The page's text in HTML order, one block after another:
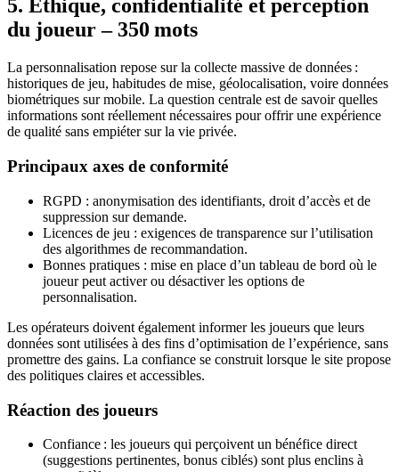
5. Éthique, confidentialité et perception
du joueur – 350 mots
La personnalisation repose sur la collecte massive de données :
historiques de jeu, habitudes de mise, géolocalisation, voire données
biométriques sur mobile. La question centrale est de savoir quelles
informations sont réellement nécessaires pour offrir une expérience
de qualité sans empiéter sur la vie privée.
Principaux axes de conformité
RGPD : anonymisation des identifiants, droit d’accès et de
suppression sur demande.
Licences de jeu : exigences de transparence sur l’utilisation
des algorithmes de recommandation.
Bonnes pratiques : mise en place d’un tableau de bord où le
joueur peut activer ou désactiver les options de
personnalisation.
Les opérateurs doivent également informer les joueurs que leurs
données sont utilisées à des fins d’optimisation de l’expérience, sans
promettre des gains. La confiance se construit lorsque le site propose
des politiques claires et accessibles.
Réaction des joueurs
Confiance : les joueurs qui perçoivent un bénéfice direct
(suggestions pertinentes, bonus ciblés) sont plus enclins à